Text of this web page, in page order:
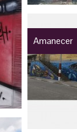
Amanecer